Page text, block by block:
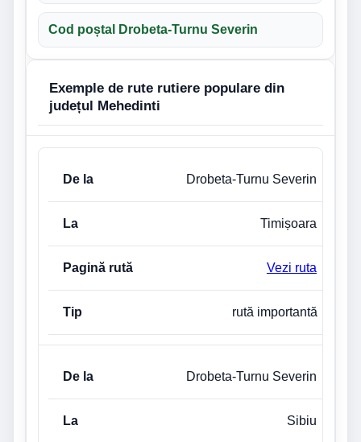
Cod poștal Drobeta-Turnu Severin
Exemple de rute rutiere populare din
județul Mehedinti
Drobeta-Turnu Severin
Timișoara
Vezi ruta
rută importantă
Drobeta-Turnu Severin
Sibiu